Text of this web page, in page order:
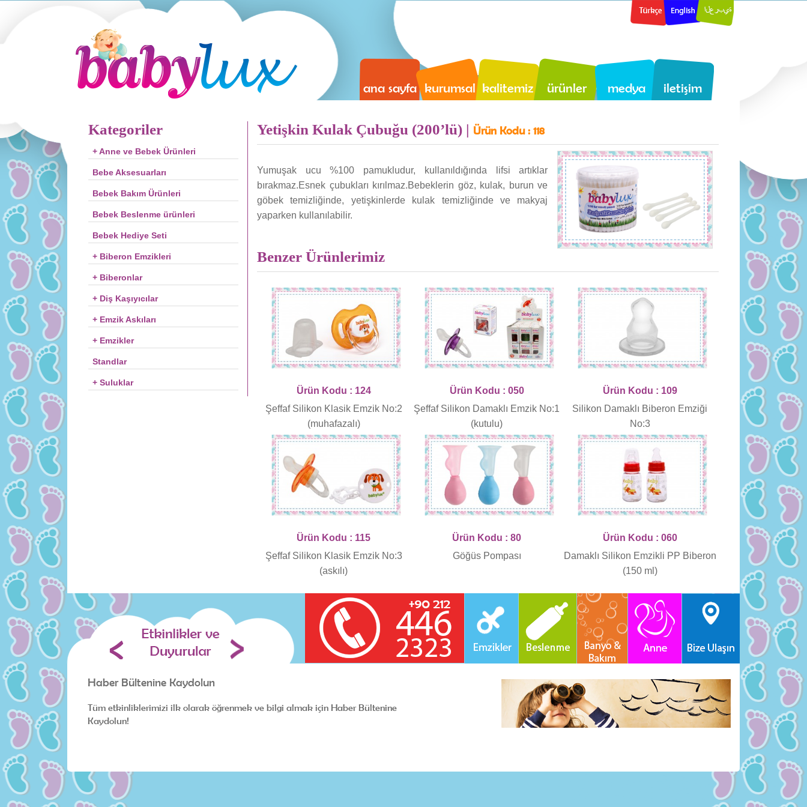
ana sayfa kurumsal kalitemiz ürünler medya iletişim
Kategoriler
+ Anne ve Bebek Ürünleri
Bebe Aksesuarları
Bebek Bakım Ürünleri
Bebek Beslenme ürünleri
Bebek Hediye Seti
+ Biberon Emzikleri
+ Biberonlar
+ Diş Kaşıyıcılar
+ Emzik Askıları
+ Emzikler
Standlar
+ Suluklar
Yetişkin Kulak Çubuğu (200’lü) | Ürün Kodu : 118
Yumuşak ucu %100 pamukludur, kullanıldığında lifsi artıklar
bırakmaz.Esnek çubukları kırılmaz.Bebeklerin göz, kulak, burun ve
göbek temizliğinde, yetişkinlerde kulak temizliğinde ve makyaj
yaparken kullanılabilir.
Benzer Ürünlerimiz
Ürün Kodu : 124
Şeffaf Silikon Klasik Emzik No:2
(muhafazalı)
Ürün Kodu : 050
Şeffaf Silikon Damaklı Emzik No:1
(kutulu)
Ürün Kodu : 109
Silikon Damaklı Biberon Emziği
No:3
Ürün Kodu : 115
Şeffaf Silikon Klasik Emzik No:3
(askılı)
Ürün Kodu : 80
Göğüs Pompası
Ürün Kodu : 060
Damaklı Silikon Emzikli PP Biberon
(150 ml)
Haber Bültenine Kaydolun
Tüm etkinliklerimizi ilk olarak öğrenmek ve bilgi almak için Haber Bültenine
Kaydolun!
Haber
Tüm
Kaydolun!